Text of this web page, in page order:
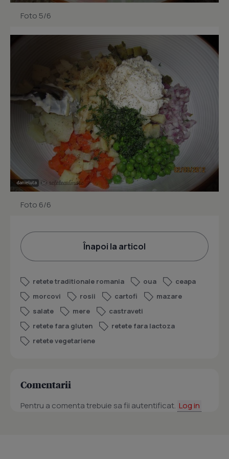
Foto 5/6
Foto 6/6
Înapoi la articol
retete traditionale romania oua
ceapa
morcovi
rosii cartofi
mazare
salate
mere
castraveti
retete fara gluten
retete fara lactoza
retete vegetariene
Comentarii
Pentru a comenta trebuie sa fii autentificat. Log in